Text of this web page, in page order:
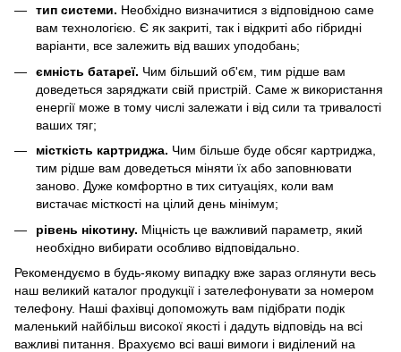
тип системи. Необхідно визначитися з відповідною саме
вам технологією. Є як закриті, так і відкриті або гібридні
варіанти, все залежить від ваших уподобань;
ємність батареї. Чим більший об'єм, тим рідше вам
доведеться заряджати свій пристрій. Саме ж використання
енергії може в тому числі залежати і від сили та тривалості
ваших тяг;
місткість картриджа. Чим більше буде обсяг картриджа,
тим рідше вам доведеться міняти їх або заповнювати
заново. Дуже комфортно в тих ситуаціях, коли вам
вистачає місткості на цілий день мінімум;
рівень нікотину. Міцність це важливий параметр, який
необхідно вибирати особливо відповідально.
Рекомендуємо в будь-якому випадку вже зараз оглянути весь
наш великий каталог продукції і зателефонувати за номером
телефону. Наші фахівці допоможуть вам підібрати подік
маленький найбільш високої якості і дадуть відповідь на всі
важливі питання. Врахуємо всі ваші вимоги і виділений на